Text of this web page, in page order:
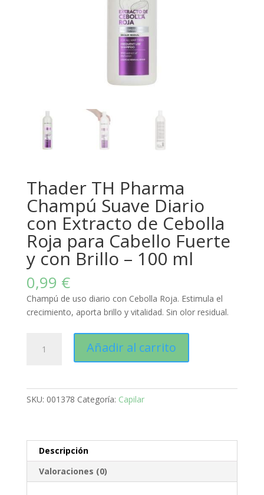
Thader TH Pharma
Champú Suave Diario
con Extracto de Cebolla
Roja para Cabello Fuerte
y con Brillo – 100 ml
0,99 €
Champú de uso diario con Cebolla Roja. Estimula el
crecimiento, aporta brillo y vitalidad. Sin olor residual.
Cebolla
Roja
Añadir al carrito
SKU: 001378 Categoría: Capilar
Descripción
Valoraciones (0)